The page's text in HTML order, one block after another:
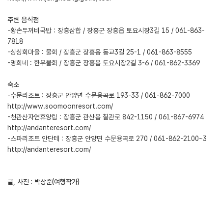
주변 음식점
-황손두꺼비국밥 : 장흥삼합 / 장흥군 장흥읍 토요시장3길 15 / 061-863-
7818
-싱싱회마을 : 물회 / 장흥군 장흥읍 동교3길 25-1 / 061-863-8555
-명희네 : 한우물회 / 장흥군 장흥읍 토요시장2길 3-6 / 061-862-3369
숙소
-수문리조트 : 장흥군 안양면 수문용곡로 193-33 / 061-862-7000
http://www.soomoonresort.com/
-천관산자연휴양림 : 장흥군 관산읍 칠관로 842-1150 / 061-867-6974
http://andanteresort.com/
-스파리조트 안단테 : 장흥군 안양면 수문용곡로 270 / 061-862-2100~3
http://andanteresort.com/
글, 사진 : 박상준(여행작가)